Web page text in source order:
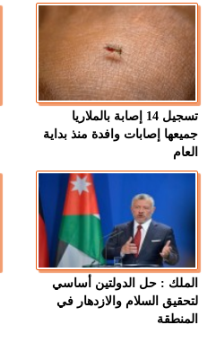
تسجيل 14 إصابة بالملاريا
جميعها إصابات وافدة منذ بداية
العام
الملك : حل الدولتين أساسي
لتحقيق السلام والازدهار في
المنطقة